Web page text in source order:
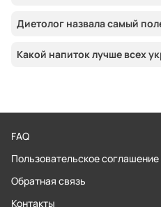
Диетолог назвала самый
Какой напиток лучше всех
FAQ
Пользовательское соглашение
Обратная связь
Контакты